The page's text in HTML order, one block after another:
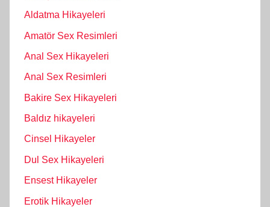
Aldatma Hikayeleri
Amatör Sex Resimleri
Anal Sex Hikayeleri
Anal Sex Resimleri
Bakire Sex Hikayeleri
Baldız hikayeleri
Cinsel Hikayeler
Dul Sex Hikayeleri
Ensest Hikayeler
Erotik Hikayeler